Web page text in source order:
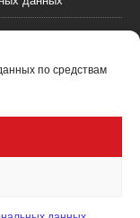
по средствам